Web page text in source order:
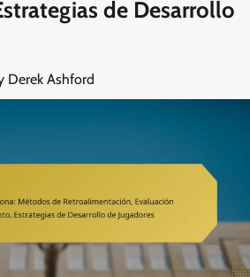
de Desarrollo
Derek Ashford